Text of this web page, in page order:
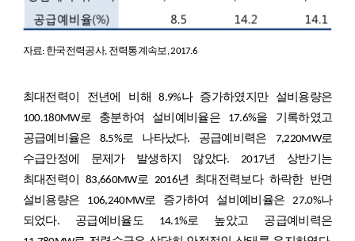
자료: 한국전력공사, 전력통계속보, 2017.6
최대전력이 전년에 비해 8.9%나 증가하였지만 설비용량은
100.180MW로 충분하여 설비예비율은 17.6%을 기록하였고
공급예비율은 8.5%로 나타났다. 공급예비력은 7,220MW로
수급안정에 문제가 발생하지 않았다. 2017년 상반기는
최대전력이 83,660MW로 2016년 최대전력보다 하락한 반면
설비용량은 106,240MW로 증가하여 설비예비율은 27.0%나
되었다. 공급예비율도 14.1%로 높았고 공급예비력은